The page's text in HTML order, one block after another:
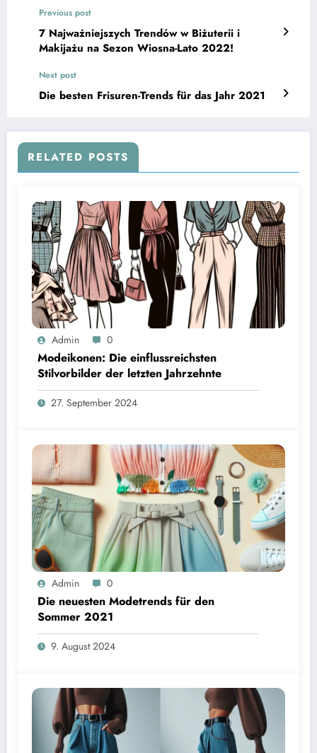
Previous post
7 Najważniejszych Trendów w Biżuterii i
Makijażu na Sezon Wiosna-Lato 2022!
Next post
Die besten Frisuren-Trends für das Jahr 2021
RELATED POSTS
Admin 0
Modeikonen: Die einflussreichsten
Stilvorbilder der letzten Jahrzehnte
27. September 2024
Admin 0
Die neuesten Modetrends für den
Sommer 2021
9. August 2024